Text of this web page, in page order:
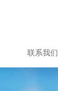
联系我们